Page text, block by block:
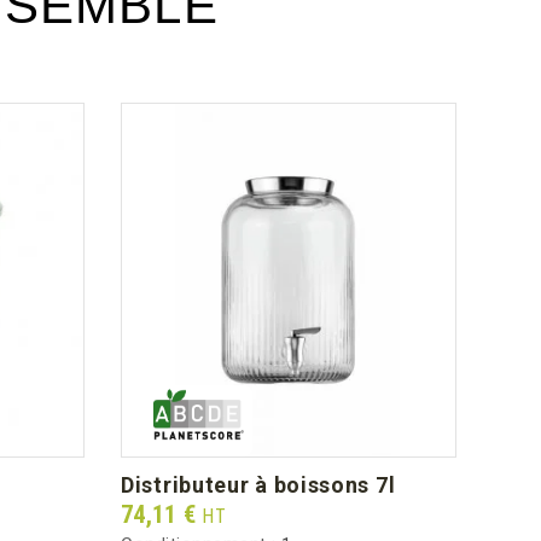
distributeur à boissons 7l
Prix
74,11 € HT